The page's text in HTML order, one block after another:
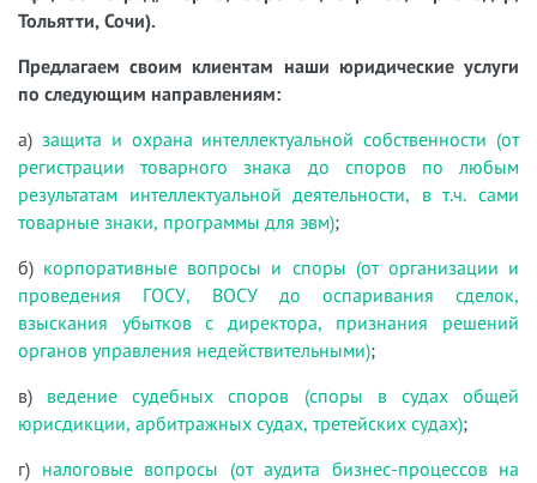
Тольятти, Сочи).
Предлагаем своим клиентам наши юридические услуги
по следующим направлениям:
а) защита и охрана интеллектуальной собственности (от
регистрации товарного знака до споров по любым
результатам интеллектуальной деятельности, в т.ч. сами
товарные знаки, программы для эвм);
б) корпоративные вопросы и споры (от организации и
проведения ГОСУ, ВОСУ до оспаривания сделок,
взыскания убытков с директора, признания решений
органов управления недействительными);
в) ведение судебных споров (споры в судах общей
юрисдикции, арбитражных судах, третейских судах);
г) налоговые вопросы (от аудита бизнес-процессов на